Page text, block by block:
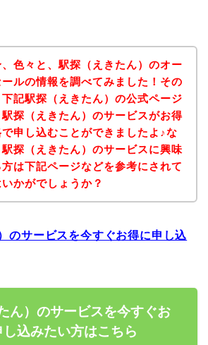
色々と、駅探（えきたん）のオー
ールの情報を調べてみました！その
記駅探（えきたん）の公式ページ
駅探（えきたん）のサービスがお得
申し込むことができましたよ♪な
探（えきたん）のサービスに興味
は下記ページなどを参考にされて
かがでしょうか？
のサービスを今すぐお得に申し込
ん）のサービスを今すぐお
込みたい方はこちら